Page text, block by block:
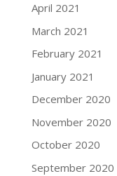
April 2021
March 2021
February 2021
January 2021
December 2020
November 2020
October 2020
September 2020